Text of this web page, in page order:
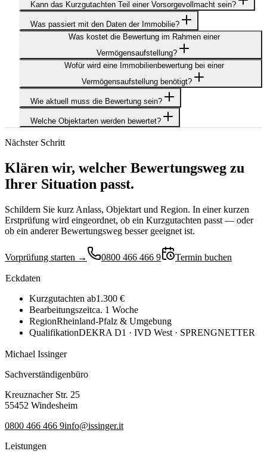
Kann das Kurzgutachten Teil einer Vorsorgevollmacht sein?
Was passiert mit den Daten der Immobilie?
Was kostet die Bewertung im Rahmen einer
Vermögensaufstellung?
Wofür wird eine Immobilienbewertung bei einer
Vermögensaufstellung benötigt?
Wie aktuell muss die Bewertung sein?
Welche Objektarten werden bewertet?
Nächster Schritt
Klären wir, welcher Bewertungsweg zu
Ihrer Situation passt.
Schildern Sie kurz Anlass, Objektart und Region. In einer kurzen
Erstprüfung wird eingeordnet, ob ein Kurzgutachten passt — oder
ob ein anderer Bewertungsweg besser geeignet ist.
Vorprüfung starten → 0800 466 466 9 Termin buchen
Eckdaten
Kurzgutachten ab1.300 €
Bearbeitungszeitca. 1 Woche
RegionRheinland-Pfalz & Umgebung
QualifikationDEKRA D1 · IVD West · SPRENGNETTER
Michael Issinger
Sachverständigenbüro
Kreuznacher Str. 25
55452 Windesheim
0800 466 466 9info@issinger.it
Leistungen